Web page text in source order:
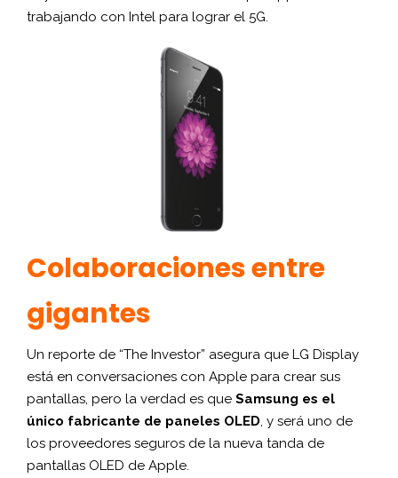
trabajando con Intel para lograr el 5G.
Colaboraciones entre
gigantes
Un reporte de “The Investor” asegura que LG Display
está en conversaciones con Apple para crear sus
pantallas, pero la verdad es que Samsung es el
único fabricante de paneles OLED, y será uno de
los proveedores seguros de la nueva tanda de
pantallas OLED de Apple.